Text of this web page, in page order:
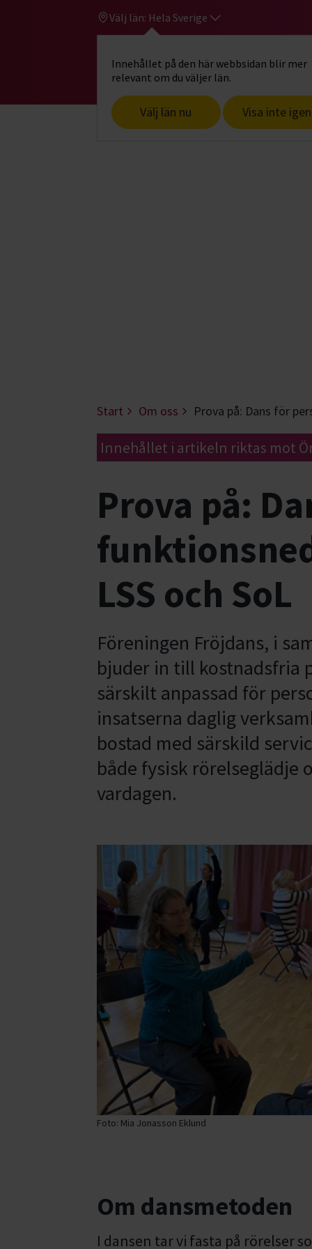
Välj län: Hela Sverige
Innehållet på den här webbsidan blir mer
relevant om du väljer län.
Välj län nu Visa inte igen
Gå till studiefrämjandets startsida
Start Om oss Prova på: Dans för
Innehållet i artikeln riktas mot
Prova på:
LSS och SoL
Föreningen Fröjdans, i
bjuder in till kostnadsfria
särskilt anpassad för
insatserna daglig
bostad med särskild
både fysisk rörelseglädje
vardagen.
Foto: Mia Jonasson Eklund
Om dansmetoden
I dansen tar vi fasta på rörelser